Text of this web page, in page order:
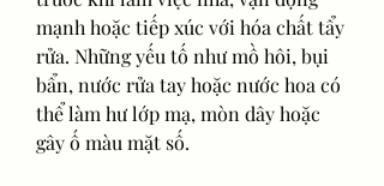
mạnh hoặc tiếp xúc với hóa chất tẩy
rửa. Những yếu tố như mồ hôi, bụi
bẩn, nước rửa tay hoặc nước hoa có
thể làm hư lớp mạ, mòn dây hoặc
gây ố màu mặt số.